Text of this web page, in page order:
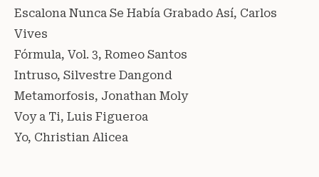
Escalona Nunca Se Había Grabado Así, Carlos
Vives
Fórmula, Vol. 3, Romeo Santos
Intruso, Silvestre Dangond
Metamorfosis, Jonathan Moly
Voy a Ti, Luis Figueroa
Yo, Christian Alicea